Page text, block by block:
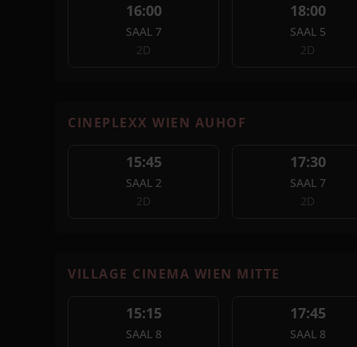
16:00
SAAL 7
2D
18:00
SAAL 5
2D
CINEPLEXX WIEN AUHOF
15:45
SAAL 2
2D
17:30
SAAL 7
2D
VILLAGE CINEMA WIEN MITTE
15:15
SAAL 8
17:45
SAAL 8